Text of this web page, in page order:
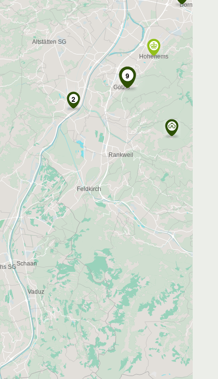
2
9
3
4
2
4
2
5
2